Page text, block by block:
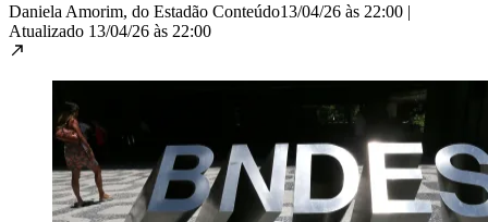
Daniela Amorim, do Estadão Conteúdo13/04/26 às 22:00 |
Atualizado 13/04/26 às 22:00